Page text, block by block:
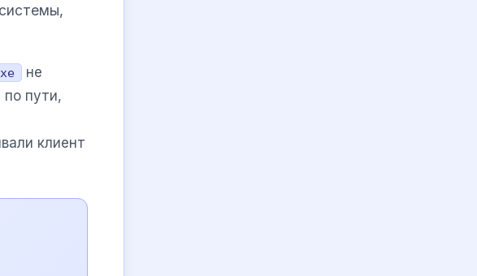
не
пути,
клиент